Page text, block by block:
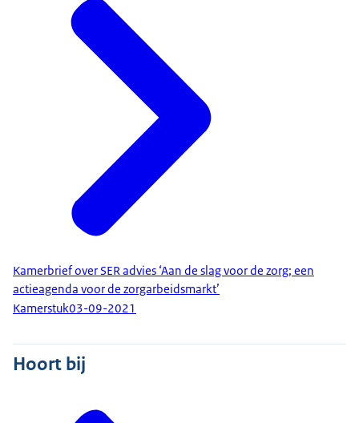
Kamerbrief over SER advies ‘Aan de slag voor de zorg; een
actieagenda voor de zorgarbeidsmarkt’
Kamerstuk03-09-2021
Hoort bij